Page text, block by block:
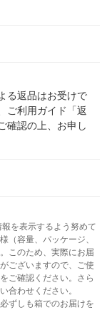
る返品はお受けで
ご利用ガイド「返
確認の上、お申し
を表示するよう努めて
（容量、パッケージ、
このため、実際にお届
ございますので、ご使
ご確認ください。さら
合わせください。
ずしも箱でのお届けを